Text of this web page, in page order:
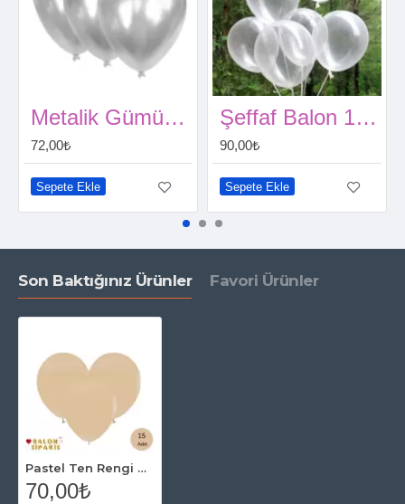
Metalik Gümüş Balon 15 Adet
72,00₺
Sepete Ekle
Şeffaf Balon 15 Adet
90,00₺
Sepete Ekle
Son Baktığınız Ürünler Favori Ürünler
Pastel Ten Rengi Balon 15 Adet
70,00₺